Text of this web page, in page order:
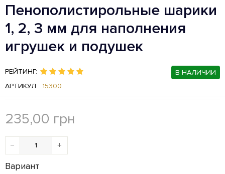
Пенополистирольные шарики
1, 2, 3 мм для наполнения
игрушек и подушек
РЕЙТИНГ:
В НАЛИЧИИ
АРТИКУЛ:
15300
235,00 грн
− +
Вариант